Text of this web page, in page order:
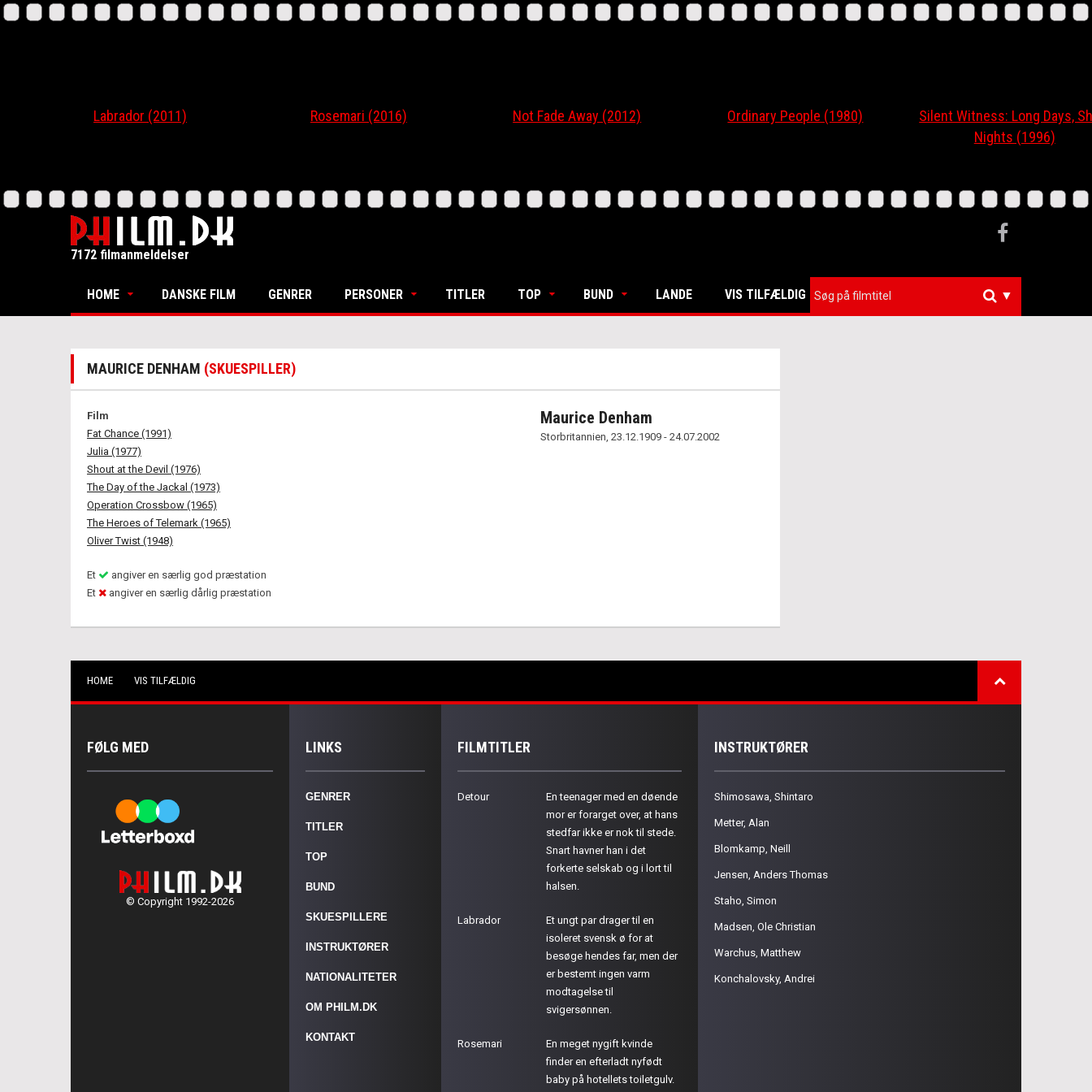
Labrador (2011) Rosemari (2016) Not Fade Away (2012) Ordinary People (1980)
Silent Witness: Long Days, Short
Nights (1996)
7172 filmanmeldelser
HOME DANSKE FILM GENRER PERSONER TITLER TOP BUND LANDE VIS TILFÆLDIG ▼
MAURICE DENHAM (SKUESPILLER)
Maurice Denham
Storbritannien, 23.12.1909 - 24.07.2002
Film
Fat Chance (1991)
Julia (1977)
Shout at the Devil (1976)
The Day of the Jackal (1973)
Operation Crossbow (1965)
The Heroes of Telemark (1965)
Oliver Twist (1948)
Et
angiver en særlig god præstation
Et
angiver en særlig dårlig præstation
HOME VIS TILFÆLDIG
FØLG MED
© Copyright 1992-2026
LINKS
GENRER
TITLER
TOP
BUND
SKUESPILLERE
INSTRUKTØRER
NATIONALITETER
OM PHILM.DK
KONTAKT
FILMTITLER
Detour
En teenager med en døende
mor er forarget over, at hans
stedfar ikke er nok til stede.
Snart havner han i det
forkerte selskab og i lort til
halsen.
Labrador
Et ungt par drager til en
isoleret svensk ø for at
besøge hendes far, men der
er bestemt ingen varm
modtagelse til
svigersønnen.
Rosemari
En meget nygift kvinde
finder en efterladt nyfødt
baby på hotellets toiletgulv.
INSTRUKTØRER
Shimosawa, Shintaro
Metter, Alan
Blomkamp, Neill
Jensen, Anders Thomas
Staho, Simon
Madsen, Ole Christian
Warchus, Matthew
Konchalovsky, Andrei